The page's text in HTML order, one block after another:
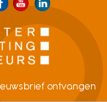
ontvangen